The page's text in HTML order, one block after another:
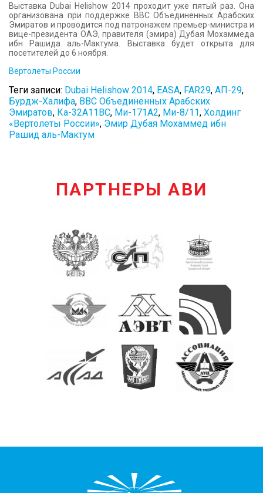
Выставка Dubai Helishow 2014 проходит уже пятый раз. Она
организована при поддержке ВВС Объединенных Арабских
Эмиратов и проводится под патронажем премьер-министра и
вице-президента ОАЭ, правителя (эмира) Дубая Мохаммеда
ибн Рашида аль-Мактума. Выставка будет открыта для
посетителей до 6 ноября.
Вертолеты России
Теги записи: Dubai Helishow 2014, EASA, FAR29, АП-29,
Бурдж-Халифа, ВВС Объединенных Арабских
Эмиратов, Ка-32А11ВС, Ми-171А2, Ми-8/11, Холдинг
«Вертолеты России», Эмир Дубая Мохаммед ибн
Рашид аль-Мактум
ПАРТНЕРЫ АВИ